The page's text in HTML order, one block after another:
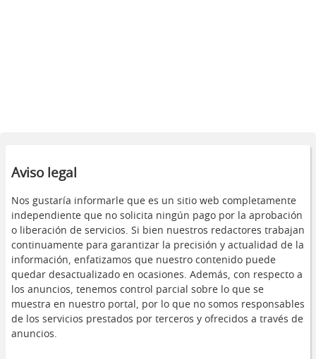
Aviso legal
Nos gustaría informarle que es un sitio web completamente
independiente que no solicita ningún pago por la aprobación
o liberación de servicios. Si bien nuestros redactores trabajan
continuamente para garantizar la precisión y actualidad de la
información, enfatizamos que nuestro contenido puede
quedar desactualizado en ocasiones. Además, con respecto a
los anuncios, tenemos control parcial sobre lo que se
muestra en nuestro portal, por lo que no somos responsables
de los servicios prestados por terceros y ofrecidos a través de
anuncios.